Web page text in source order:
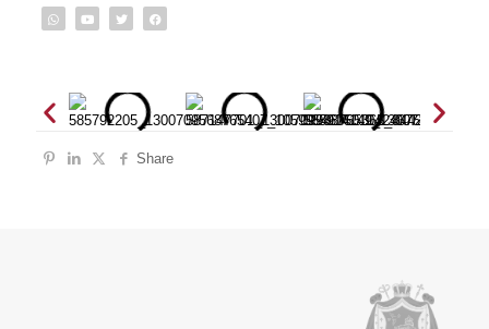
Share